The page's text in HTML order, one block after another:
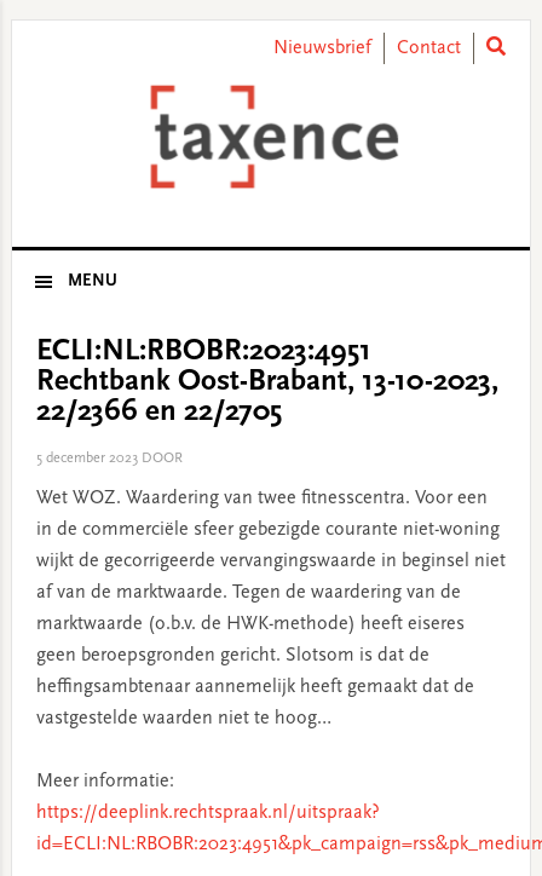
Nieuwsbrief Contact
MENU
ECLI:NL:RBOBR:2023:4951
Rechtbank Oost-Brabant, 13-10-2023,
22/2366 en 22/2705
5 december 2023DOOR
Wet WOZ. Waardering van twee fitnesscentra. Voor een
in de commerciële sfeer gebezigde courante niet-woning
wijkt de gecorrigeerde vervangingswaarde in beginsel niet
af van de marktwaarde. Tegen de waardering van de
marktwaarde (o.b.v. de HWK-methode) heeft eiseres
geen beroepsgronden gericht. Slotsom is dat de
heffingsambtenaar aannemelijk heeft gemaakt dat de
vastgestelde waarden niet te hoog…
Meer informatie:
https://deeplink.rechtspraak.nl/uitspraak?